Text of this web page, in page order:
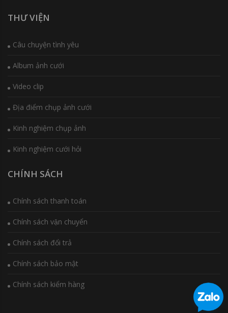
THƯ VIỆN
Câu chuyện tình yêu
Album ảnh cưới
Video clip
Địa điểm chụp ảnh cưới
Kinh nghiệm chụp ảnh
Kinh nghiệm cưới hỏi
CHÍNH SÁCH
Chính sách thanh toán
Chính sách vận chuyển
Chính sách đổi trả
Chính sách bảo mật
Chính sách kiểm hàng